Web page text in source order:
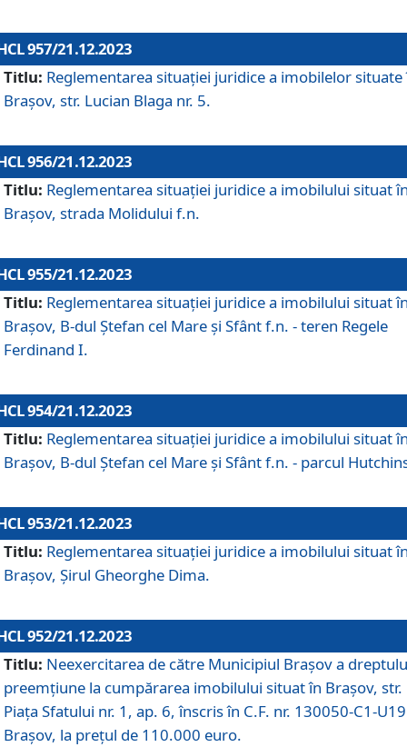
957/21.12.2023
Titlu: Reglementarea situației juridice a imobilelor situate
Brașov, str. Lucian Blaga nr. 5.
956/21.12.2023
Titlu: Reglementarea situației juridice a imobilului situat
Brașov, strada Molidului f.n.
955/21.12.2023
Titlu: Reglementarea situației juridice a imobilului situat
Brașov, B-dul Ștefan cel Mare și Sfânt f.n. - teren Regele
Ferdinand I.
954/21.12.2023
Titlu: Reglementarea situației juridice a imobilului situat
Brașov, B-dul Ștefan cel Mare și Sfânt f.n. - parcul
953/21.12.2023
Titlu: Reglementarea situației juridice a imobilului situat
Brașov, Șirul Gheorghe Dima.
952/21.12.2023
Titlu: Neexercitarea de către Municipiul Brașov a
preemțiune la cumpărarea imobilului situat în Brașov, str.
Piața Sfatului nr. 1, ap. 6, înscris în C.F. nr. 130050-C1-U19
Brașov, la prețul de 110.000 euro.